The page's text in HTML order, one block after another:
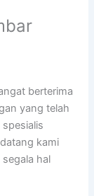
berterima
yang telah
kami
hal